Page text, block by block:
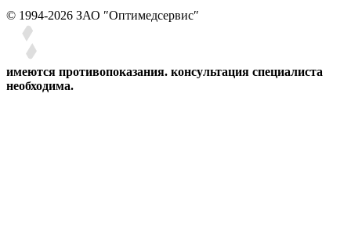
© 1994-2026 ЗАО ″Оптимедсервис″
имеются противопоказания. консультация специалиста
необходима.